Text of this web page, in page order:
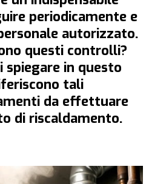
periodicamente e
autorizzato.
questi controlli?
spiegare in questo
tali
da effettuare
di riscaldamento.